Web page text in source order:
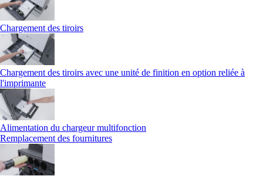
Chargement des tiroirs
Chargement des tiroirs avec une unité de finition en option reliée à
l'imprimante
Alimentation du chargeur multifonction
Remplacement des fournitures